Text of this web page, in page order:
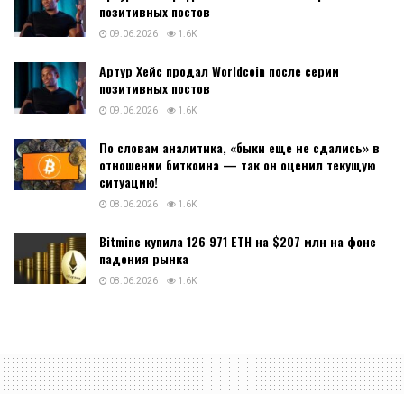
позитивных постов
09.06.2026 1.6K
Артур Хейс продал Worldcoin после серии
позитивных постов
09.06.2026 1.6K
По словам аналитика, «быки еще не сдались» в
отношении биткоина — так он оценил текущую
ситуацию!
08.06.2026 1.6K
Bitmine купила 126 971 ETH на $207 млн на фоне
падения рынка
08.06.2026 1.6K